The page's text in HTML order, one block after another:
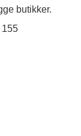
butikker.